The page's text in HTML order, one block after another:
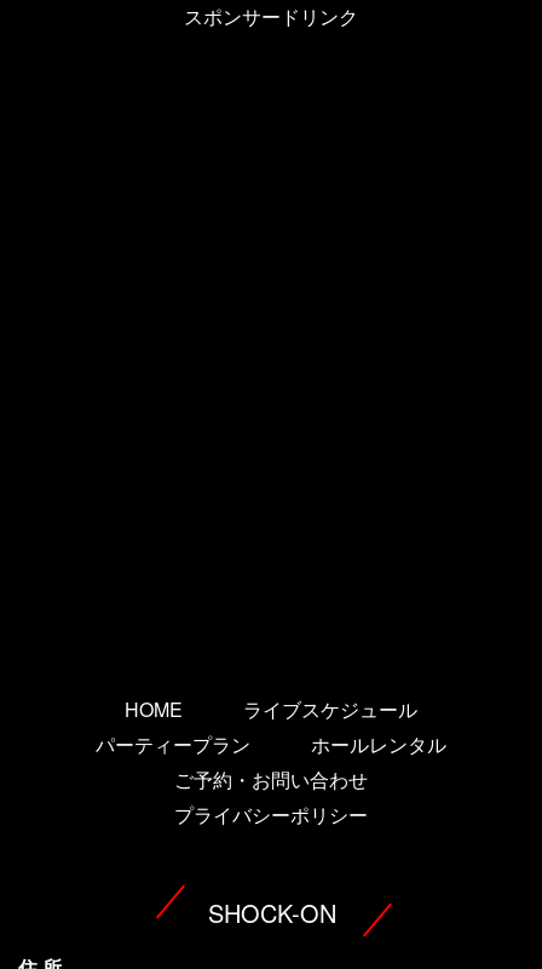
スポンサードリンク
HOME
ライブスケジュール
パーティープラン
ホールレンタル
ご予約・お問い合わせ
プライバシーポリシー
SHOCK-ON